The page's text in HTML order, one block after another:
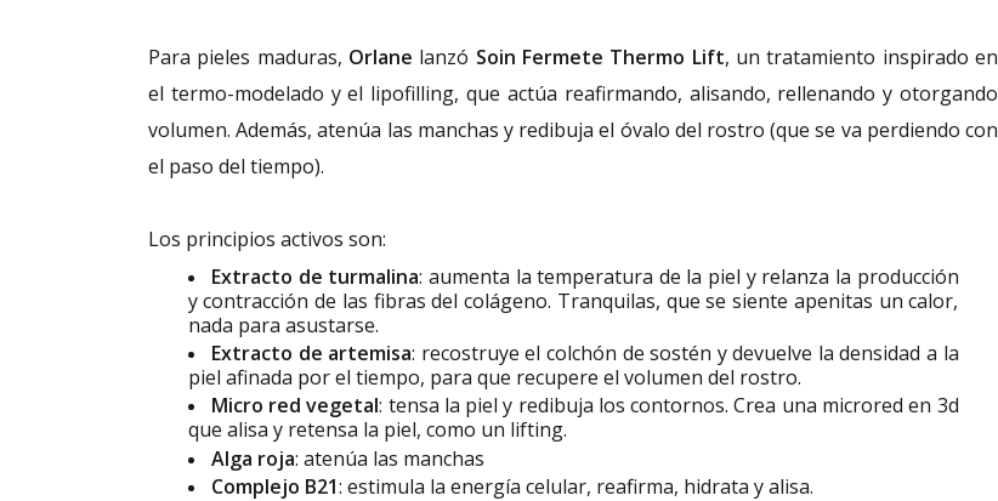
Para pieles maduras, Orlane lanzó Soin Fermete Thermo Lift, un tratamiento inspirado en
el termo-modelado y el lipofilling, que actúa reafirmando, alisando, rellenando y otorgando
volumen. Además, atenúa las manchas y redibuja el óvalo del rostro (que se va perdiendo con
el paso del tiempo).
Los principios activos son:
Extracto de turmalina: aumenta la temperatura de la piel y relanza la producción
y contracción de las fibras del colágeno. Tranquilas, que se siente apenitas un calor,
nada para asustarse.
Extracto de artemisa: recostruye el colchón de sostén y devuelve la densidad a la
piel afinada por el tiempo, para que recupere el volumen del rostro.
Micro red vegetal: tensa la piel y redibuja los contornos. Crea una microred en 3d
que alisa y retensa la piel, como un lifting.
Alga roja: atenúa las manchas
Complejo B21: estimula la energía celular, reafirma, hidrata y alisa.